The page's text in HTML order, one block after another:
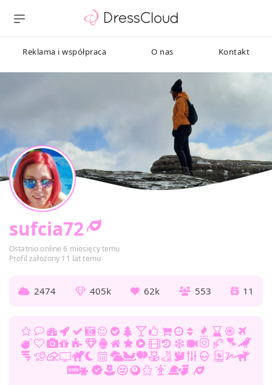
Reklama i współpraca O nas Kontakt
sufcia72
Ostatnio online 6 miesięcy temu
Profil założony 11 lat temu
2474 405k 62k 553 11